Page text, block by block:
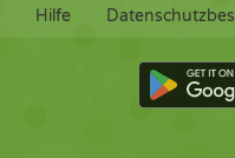
Hilfe